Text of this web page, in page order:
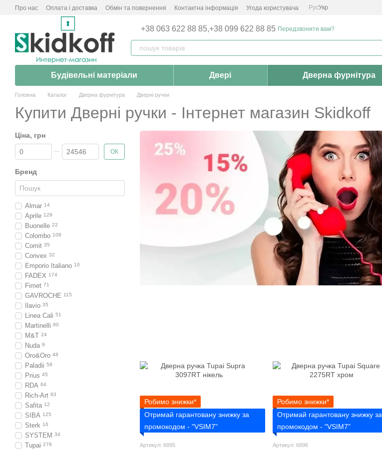
Перейти до основного контенту
Про нас Оплата і доставка Обмін та повернення Контактна інформація Угода користувача РусУкр
+38 063 622 88 85,+38 099 622 88 85 Передзвонити вам?
Будівельні матеріали Двері Дверна фурнітура
Головна Каталог Дверна фурнітура Дверні ручки
Купити Дверні ручки - Інтернет магазин Skidkoff
Робимо знижки*
Отримай гарантовану знижку за
промокодом - "VSIM7"
Артикул: 6895
Робимо знижки*
Отримай гарантовану знижку за
промокодом - "VSIM7"
Артикул: 6896
Ціна, грн
Від Ціна, грн
До Ціна, грн ОК
Бренд
Almar 14
Aprile 129
Buonelle 22
Colombo 108
Comit 35
Convex 32
Emporio Italiano 10
FADEX 174
Fimet 71
GAVROCHE 115
Ilavio 35
Linea Cali 51
Martinelli 80
M&T 24
Nuda 9
Oro&Oro 48
Paladii 58
Prius 45
RDA 64
Rich-Art 83
Safita 12
SIBA 125
Sterk 16
SYSTEM 34
Tupai 276